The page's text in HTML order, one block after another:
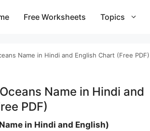
Free Worksheets Topics
Name in Hindi and English Chart (Free PDF)
| Oceans Name in Hindi and
PDF)
Name in Hindi and English)